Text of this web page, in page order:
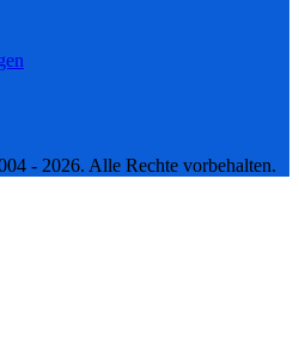
- 2026. Alle Rechte vorbehalten.